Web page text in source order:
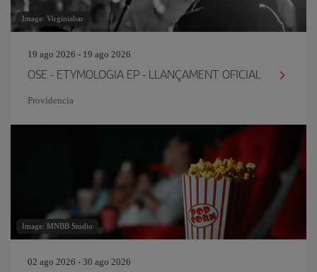
Image: Virginiabar
19 ago 2026 - 19 ago 2026
OSE - ETYMOLOGIA EP - LLANÇAMENT OFICIAL
Providencia
Image: MNBB Studio
02 ago 2026 - 30 ago 2026